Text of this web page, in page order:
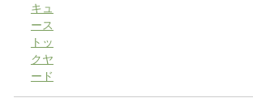
キュ
ース
トッ
クヤ
ード